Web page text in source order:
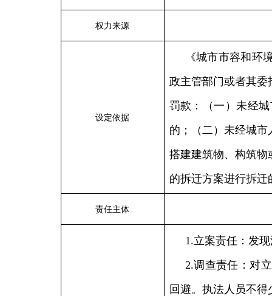
权力来源
设定依据
《城市市容和环
政主管部门或者其
罚款：
（一 ）未经
的；
（二 ） 未经城市
搭建建筑物、构筑
的拆迁方案进行拆迁
责任主体
1.立案责任：发
2.调查责任：对
回避。执法人员不